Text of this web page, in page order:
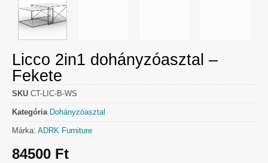
Licco 2in1 dohányzóasztal –
Fekete
SKU CT-LIC-B-WS
Kategória Dohányzóasztal
Márka: ADRK Furniture
84500 Ft